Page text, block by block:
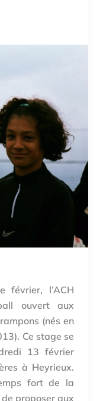
février, l’ACH
ouvert aux
(nés en
Ce stage se
13 février
à Heyrieux.
fort de la
proposer aux